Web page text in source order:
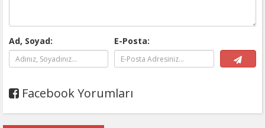
Ad, Soyad: E-Posta:
Facebook Yorumları